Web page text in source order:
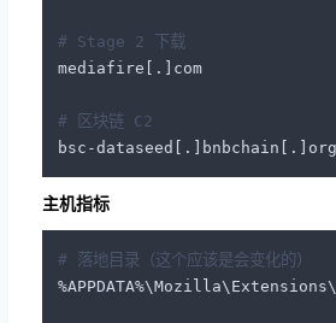
# Stage 2 下载
mediafire[.]com
# 区块链 C2
主机指标
# 落地目录（这个应该是会变化的）